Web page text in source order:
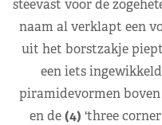
steevast voor de
naam al verklapt een
uit het borstzakje
een iets
piramidevormen
en de(4) 'three